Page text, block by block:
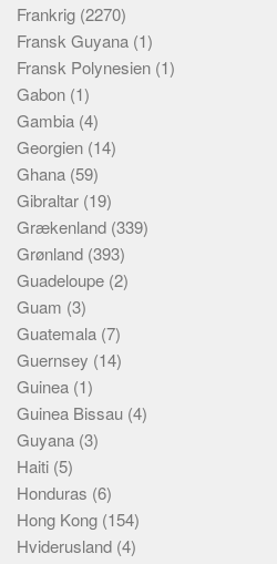
Frankrig (2270)
Fransk Guyana (1)
Fransk Polynesien (1)
Gabon (1)
Gambia (4)
Georgien (14)
Ghana (59)
Gibraltar (19)
Grækenland (339)
Grønland (393)
Guadeloupe (2)
Guam (3)
Guatemala (7)
Guernsey (14)
Guinea (1)
Guinea Bissau (4)
Guyana (3)
Haiti (5)
Honduras (6)
Hong Kong (154)
Hviderusland (4)